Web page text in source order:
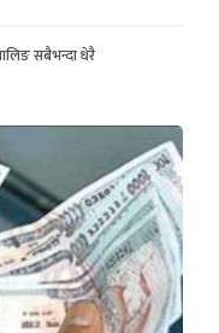
सबैभन्दा धेरै